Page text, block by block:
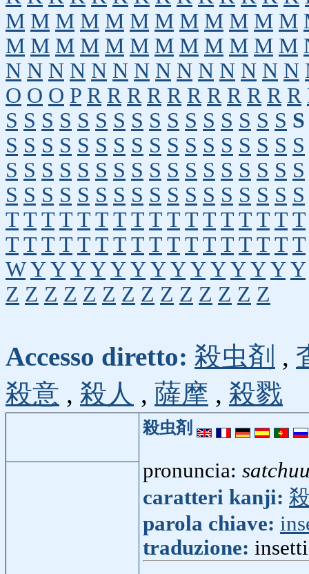
M M M M M M M M M M M M
M M M M M M M M M M M M
N N N N N N N N N N N N N N
O O O P R R R R R R R R R R R
S S S S S S S S S S S S S S S S S
S S S S S S S S S S S S S S S S S
S S S S S S S S S S S S S S S S S
S S S S S S S S S S S S S S S S S
T T T T T T T T T T T T T T T T T
T T T T T T T T T T T T T T T T T
W Y Y Y Y Y Y Y Y Y Y Y Y Y Y
Z Z Z Z Z Z Z Z Z Z Z Z Z Z
Accesso diretto: 殺虫剤 ,
殺意 , 殺人 , 薩摩 , 殺戮
殺虫剤
pronuncia:
caratteri kanji:
parola chiave:
traduzione: